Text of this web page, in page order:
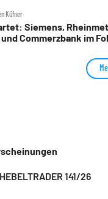
Küfner
Siemens,
Commerzbank im
HEBELTRADER 141/26